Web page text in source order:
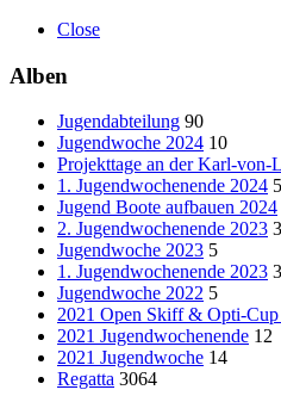
Close
Alben
Jugendabteilung 90
Jugendwoche 2024 10
Projekttage an der Karl-von-
1. Jugendwochenende 2024 5
Jugend Boote aufbauen 2024
2. Jugendwochenende 2023 3
Jugendwoche 2023 5
1. Jugendwochenende 2023 3
Jugendwoche 2022 5
2021 Open Skiff & Opti-
2021 Jugendwochenende 12
2021 Jugendwoche 14
Regatta 3064